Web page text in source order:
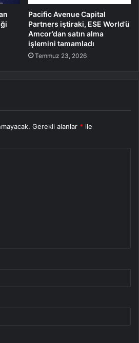
Pacific Avenue Capital
Partners iştiraki, ESE World’ü
Amcor’dan satın alma
işlemini tamamladı
Temmuz 23, 2026
Gerekli alanlar * ile